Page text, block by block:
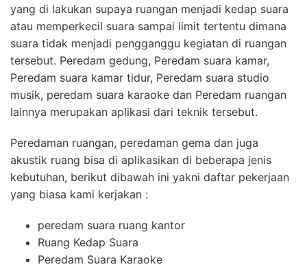
yang di lakukan supaya ruangan menjadi kedap suara
atau memperkecil suara sampai limit tertentu dimana
suara tidak menjadi pengganggu kegiatan di ruangan
tersebut. Peredam gedung, Peredam suara kamar,
Peredam suara kamar tidur, Peredam suara studio
musik, peredam suara karaoke dan Peredam ruangan
lainnya merupakan aplikasi dari teknik tersebut.
Peredaman ruangan, peredaman gema dan juga
akustik ruang bisa di aplikasikan di beberapa jenis
kebutuhan, berikut dibawah ini yakni daftar pekerjaan
yang biasa kami kerjakan :
peredam suara ruang kantor
Ruang Kedap Suara
Peredam Suara Karaoke